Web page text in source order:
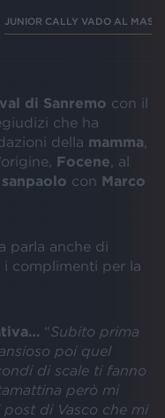
JUNIOR CALLY VADO AL
di Sanremo con il
che ha
della mamma
Focene , al
con Marco
parla anche di
i complimenti per la
“Subito prima
poi quel
di scale ti fanno
però mi
post di Vasco che mi